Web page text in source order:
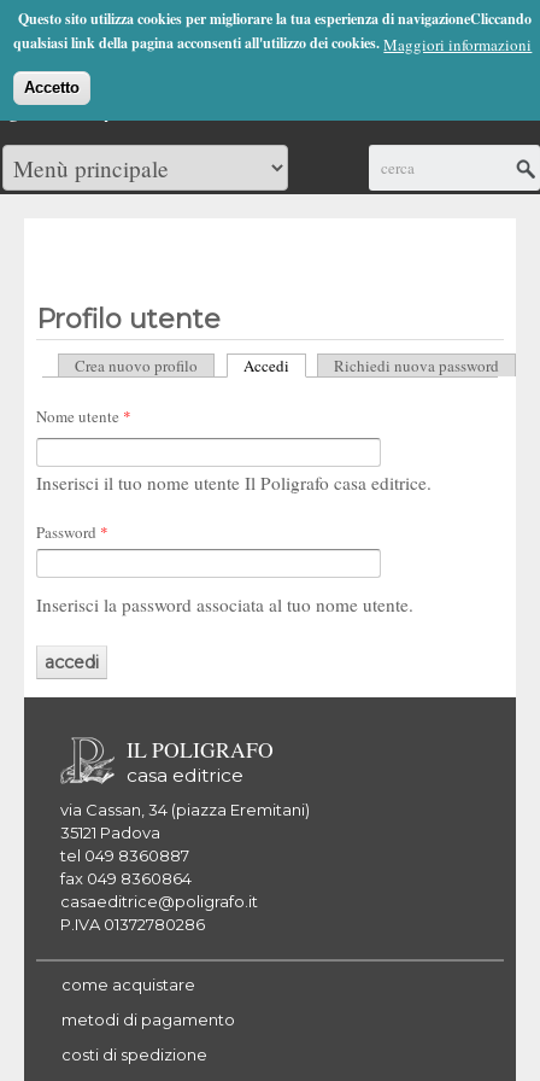
Questo sito utilizza cookies per migliorare la tua esperienza di navigazioneCliccando
qualsiasi link della pagina acconsenti all'utilizzo dei cookies.Maggiori informazioni
Accetto
Jump to Navigation
(0)
Profilo utente
Schede primarie
Crea nuovo profilo Accedi (scheda attiva)
Richiedi nuova password
Nome utente *
Inserisci il tuo nome utente Il Poligrafo casa editrice.
Password *
Inserisci la password associata al tuo nome utente.
IL POLIGRAFO
casa editrice
via Cassan, 34 (piazza Eremitani)
35121 Padova
tel 049 8360887
fax 049 8360864
casaeditrice@poligrafo.it
P.IVA 01372780286
come acquistare
metodi di pagamento
costi di spedizione